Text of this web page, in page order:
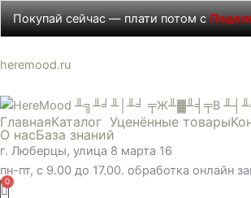
Покупай сейчас — плати потом с
Перейти
к
heremood.ru
ГлавнаяКаталог Уценённые товары
О насБаза знаний
г. Люберцы, улица 8 марта 16
пн-пт, с 9.00 до 17.00. обработка онлайн